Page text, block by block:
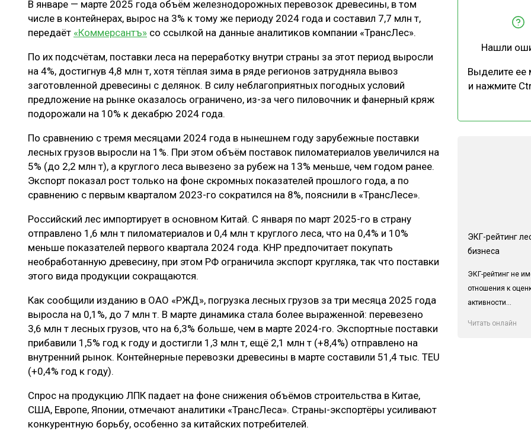
ЛЕСОВОССТАНОВЛЕНИЕ И ЗАЩИТА
ЛОГИСТИКА
ЦБП
СУШКА ДРЕВЕСИНЫ РЫНОК
ТЕХНОЛОГИИ
ОТРАСЛЕВАЯ ДИСКУССИЯ
ЭКСПЕРТНОЕ МНЕНИЕ
КАЛЕНДАРЬ ВЫСТАВОК
В январе — марте 2025 года объём железнодорожных перевозок древесины, в том
числе в контейнерах, вырос на 3% к тому же периоду 2024 года и составил 7,7 млн т,
передаёт «Коммерсантъ» со ссылкой на данные аналитиков компании «ТрансЛес».
По их подсчётам, поставки леса на переработку внутри страны за этот период выросли
на 4%, достигнув 4,8 млн т, хотя тёплая зима в ряде регионов затрудняла вывоз
заготовленной древесины с делянок. В силу неблагоприятных погодных условий
предложение на рынке оказалось ограничено, из-за чего пиловочник и фанерный кряж
подорожали на 10% к декабрю 2024 года.
По сравнению с тремя месяцами 2024 года в нынешнем году зарубежные поставки
лесных грузов выросли на 1%. При этом объём поставок пиломатериалов увеличился на
5% (до 2,2 млн т), а круглого леса вывезено за рубеж на 13% меньше, чем годом ранее.
Экспорт показал рост только на фоне скромных показателей прошлого года, а по
сравнению с первым кварталом 2023-го сократился на 8%, пояснили в «ТрансЛесе».
Российский лес импортирует в основном Китай. С января по март 2025-го в страну
отправлено 1,6 млн т пиломатериалов и 0,4 млн т круглого леса, что на 0,4% и 10%
меньше показателей первого квартала 2024 года. КНР предпочитает покупать
необработанную древесину, при этом РФ ограничила экспорт кругляка, так что поставки
этого вида продукции сокращаются.
Как сообщили изданию в ОАО «РЖД», погрузка лесных грузов за три месяца 2025 года
выросла на 0,1%, до 7 млн т. В марте динамика стала более выраженной: перевезено
3,6 млн т лесных грузов, что на 6,3% больше, чем в марте 2024-го. Экспортные поставки
прибавили 1,5% год к году и достигли 1,3 млн т, ещё 2,1 млн т (+8,4%) отправлено на
внутренний рынок. Контейнерные перевозки древесины в марте составили 51,4 тыс. TEU
(+0,4% год к году).
Спрос на продукцию ЛПК падает на фоне снижения объёмов строительства в Китае,
США, Европе, Японии, отмечают аналитики «ТрансЛеса». Страны-экспортёры усиливают
конкурентную борьбу, особенно за китайских потребителей.
Нашли
Выделите
и нажмите
ЭКГ-рейтинг
бизнеса
ЭКГ-рейтинг не
отношения к
активности...
Читать онлайн